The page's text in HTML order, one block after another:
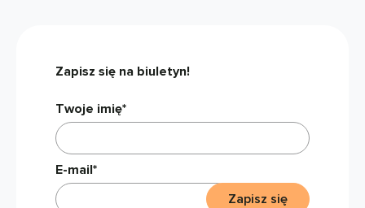
Zapisz się na biuletyn!
Twoje imię*
E-mail*
Zapisz się